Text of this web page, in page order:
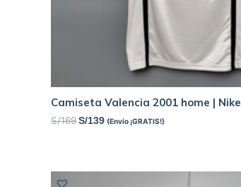
Camiseta Valencia 2001 home | Nike
S/169 S/139 (Envío ¡GRATIS!)